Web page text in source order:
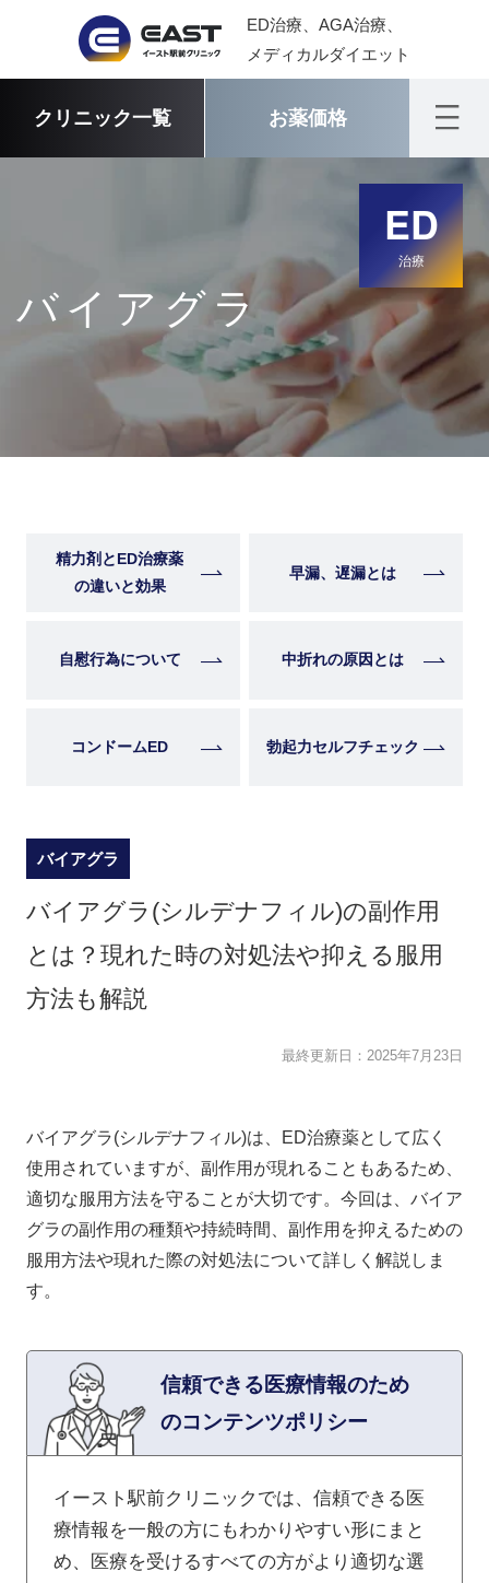
ED治療、AGA治療、
メディカルダイエット
クリニック一覧 お薬価格
ED
治療
バイアグラ
精力剤とED治療薬
の違いと効果
早漏、遅漏とは
自慰行為について 中折れの原因とは
コンドームED 勃起力セルフチェック
バイアグラ
バイアグラ(シルデナフィル)の副作用
とは？現れた時の対処法や抑える服用
方法も解説
最終更新日：2025年7月23日
バイアグラ(シルデナフィル)は、ED治療薬として広く
使用されていますが、副作用が現れることもあるため、
適切な服用方法を守ることが大切です。今回は、バイア
グラの副作用の種類や持続時間、副作用を抑えるための
服用方法や現れた際の対処法について詳しく解説しま
す。
信頼できる医療情報のため
のコンテンツポリシー
イースト駅前クリニックでは、信頼できる医
療情報を一般の方にもわかりやすい形にまと
め、医療を受けるすべての方がより適切な選